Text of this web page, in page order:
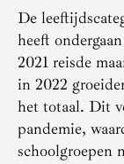
De
heeft
2021 reisde
in 2022
het totaal. Dit
pandemie,
schoolgroepen